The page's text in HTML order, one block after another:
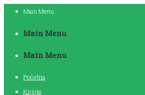
Main Menu
Main Menu
Main Menu
Početna
Knjige